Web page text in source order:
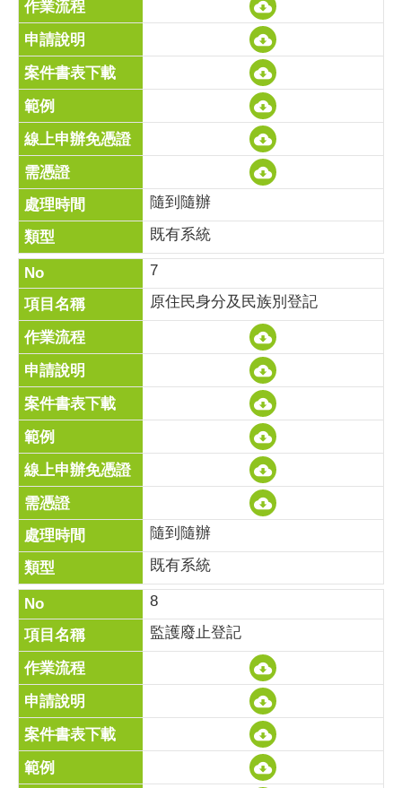
隨到隨辦
既有系統
7
原住民身分及民族別登記
隨到隨辦
既有系統
8
監護廢止登記